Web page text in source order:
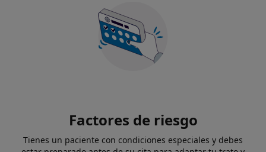
Factores de riesgo
Tienes un paciente con condiciones especiales y debes